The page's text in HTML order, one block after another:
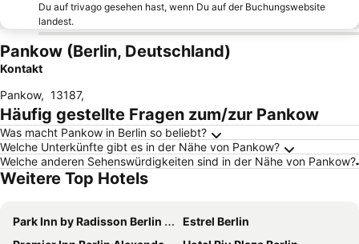
Du auf trivago gesehen hast, wenn Du auf der Buchungswebsite
landest.
Pankow (Berlin, Deutschland)
Kontakt
Pankow, 13187,
Häufig gestellte Fragen zum/zur Pankow
Was macht Pankow in Berlin so beliebt?
Welche Unterkünfte gibt es in der Nähe von Pankow?
Welche anderen Sehenswürdigkeiten sind in der Nähe von Pankow?
Weitere Top Hotels
Park Inn by Radisson Berlin Alexanderplatz
Estrel Berlin